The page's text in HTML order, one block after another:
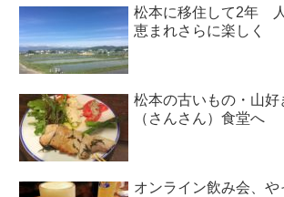
松本に移住して2年
恵まれさらに楽しく
松本の古いもの・山好
（さんさん）食堂へ
オンライン飲み会、